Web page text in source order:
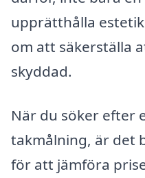
upprätthålla
om att säkerställa
skyddad.
När du söker efter
takmålning, är det
för att jämföra